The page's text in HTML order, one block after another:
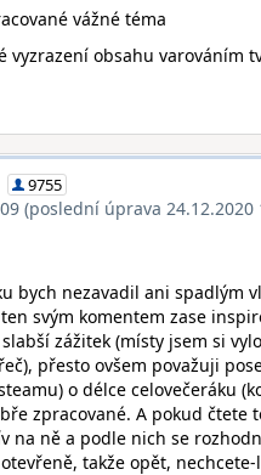
vážné téma
vyzrazení obsahu varováním
9755
(poslední úprava 24.12.2020
bych nezavadil ani spadlým
ten svým komentem zase
zážitek (místy jsem si
přesto ovšem považuji
o délce celovečeráku
zpracované. A pokud
na ně a podle nich se
takže opět,